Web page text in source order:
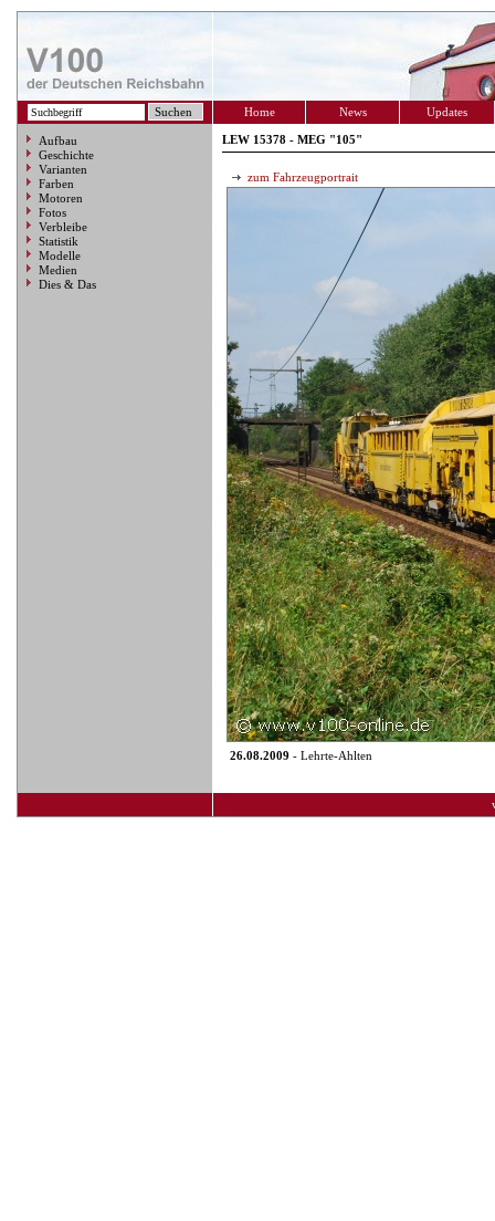
Home News Updates
Aufbau
Geschichte
Varianten
Farben
Motoren
Fotos
Verbleibe
Statistik
Modelle
Medien
Dies & Das
LEW 15378 - MEG "105"
zum Fahrzeugportrait
26.08.2009 - Lehrte-Ahlten